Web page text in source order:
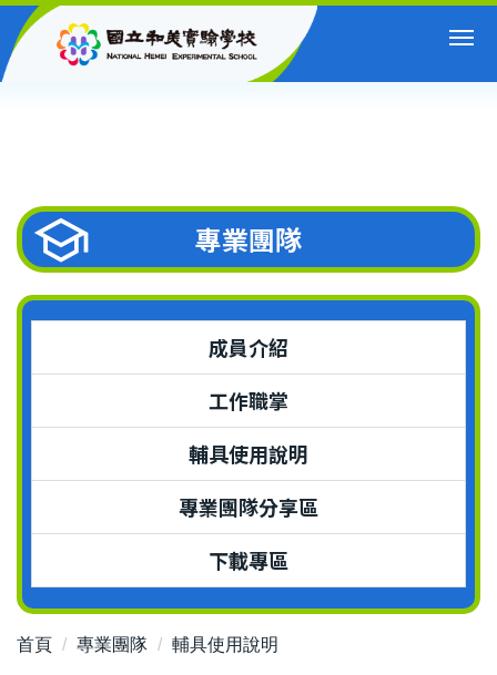
跳
到
專業團隊
成員介紹
工作職掌
輔具使用說明
專業團隊分享區
下載專區
首頁 專業團隊 輔具使用說明